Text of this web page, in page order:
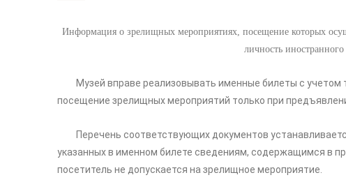
Информация о зрелищных мероприятиях, посещение которых
личность
Музей вправе реализовывать именные билеты с учетом
посещение зрелищных мероприятий только при
Перечень соответствующих документов
указанных в именном билете сведениям, содержащимся в
посетитель не допускается на зрелищное мероприятие.